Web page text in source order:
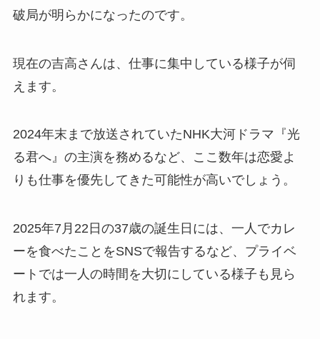
破局が明らかになったのです。
現在の吉高さんは、仕事に集中している様子が伺
えます。
2024年末まで放送されていたNHK大河ドラマ『光
る君へ』の主演を務めるなど、ここ数年は恋愛よ
りも仕事を優先してきた可能性が高いでしょう。
2025年7月22日の37歳の誕生日には、一人でカレ
ーを食べたことをSNSで報告するなど、プライベ
ートでは一人の時間を大切にしている様子も見ら
れます。